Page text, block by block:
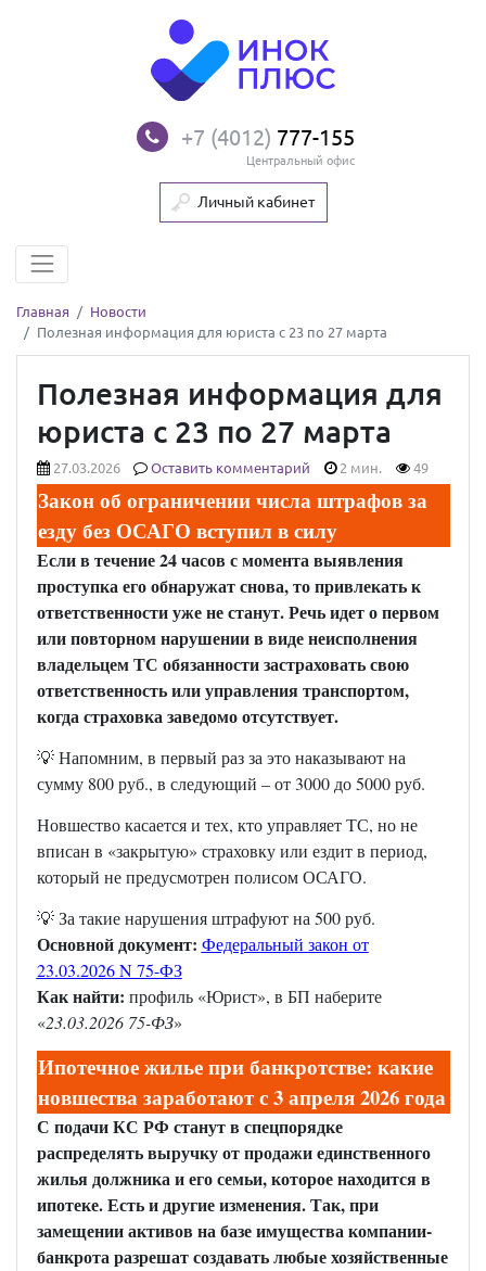
+7 (4012) 777-155
Центральный офис
Личный кабинет
Главная
Новости
Полезная информация для юриста с 23 по 27 марта
Полезная информация для
юриста с 23 по 27 марта
27.03.2026 Оставить комментарий 2 мин. 49
Закон об ограничении числа штрафов за
езду без ОСАГО вступил в силу
Если в течение 24 часов с момента выявления
проступка его обнаружат снова, то привлекать к
ответственности уже не станут. Речь идет о первом
или повторном нарушении в виде неисполнения
владельцем ТС обязанности застраховать свою
ответственность или управления транспортом,
когда страховка заведомо отсутствует.
💡 Напомним, в первый раз за это наказывают на
сумму 800 руб., в следующий – от 3000 до 5000 руб.
Новшество касается и тех, кто управляет ТС, но не
вписан в «закрытую» страховку или ездит в период,
который не предусмотрен полисом ОСАГО.
💡 За такие нарушения штрафуют на 500 руб.
Основной документ: Федеральный закон от
23.03.2026 N 75-ФЗ
Как найти: профиль «Юрист», в БП наберите
«23.03.2026 75-ФЗ»
Ипотечное жилье при банкротстве: какие
новшества заработают с 3 апреля 2026 года
С подачи КС РФ станут в спецпорядке
распределять выручку от продажи единственного
жилья должника и его семьи, которое находится в
ипотеке. Есть и другие изменения. Так, при
замещении активов на базе имущества компании-
банкрота разрешат создавать любые хозяйственные